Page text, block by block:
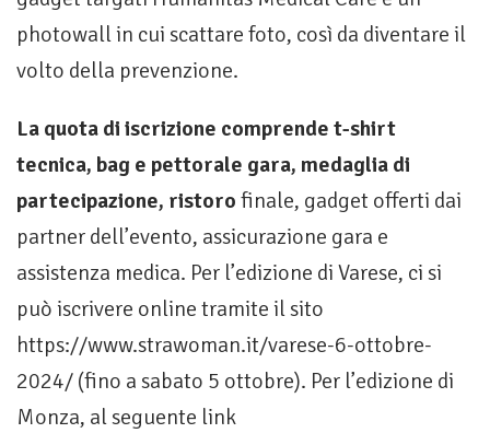
photowall in cui scattare foto, così da diventare il
volto della prevenzione.
La quota di iscrizione comprende t-shirt
tecnica, bag e pettorale gara, medaglia di
partecipazione, ristoro finale, gadget offerti dai
partner dell’evento, assicurazione gara e
assistenza medica. Per l’edizione di Varese, ci si
può iscrivere online tramite il sito
https://www.strawoman.it/varese-6-ottobre-
2024/ (fino a sabato 5 ottobre). Per l’edizione di
Monza, al seguente link